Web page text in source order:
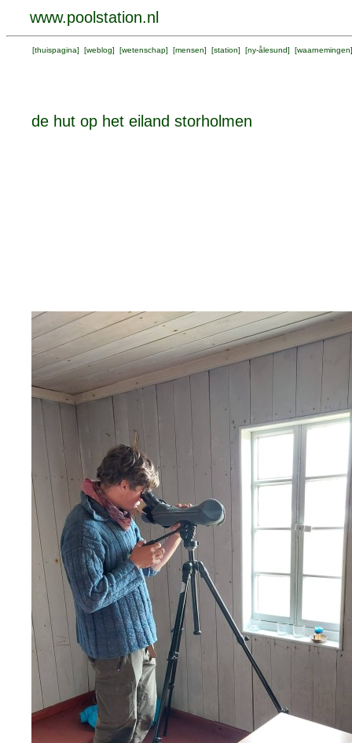
www.poolstation.nl
[thuispagina] [weblog] [wetenschap] [mensen] [station] [ny-ålesund] [waarnemingen
de hut op het eiland storholmen